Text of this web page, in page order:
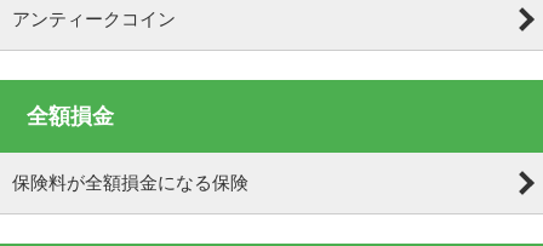
アンティークコイン
全額損金
保険料が全額損金になる保険